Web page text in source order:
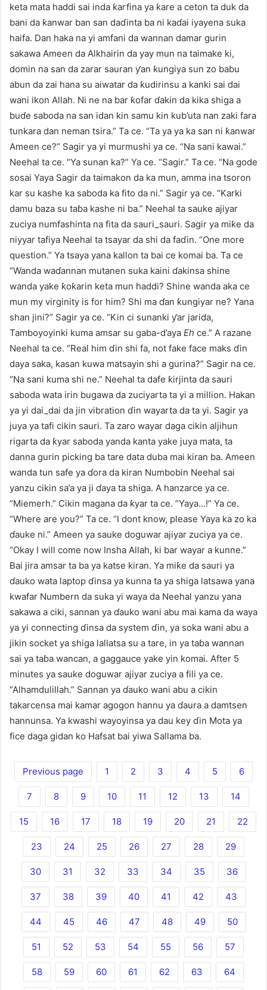
keta mata haddi sai inda ƙarfina ya ƙare a ceton ta duk da
bani da ƙanwar ban san daɗinta ba ni kaɗai iyayena suka
haifa. Dan haka na yi amfani da wannan damar gurin
sakawa Ameen da Alkhairin da yay mun na taimake ki,
domin na san da zarar sauran ƴan ƙungiya sun zo babu
abun da zai hana su aiwatar da ƙudirinsu a kanki sai dai
wani ikon Allah. Ni ne na bar ƙofar ɗakin da kika shiga a
buɗe saboda na san idan kin samu kin kub’uta nan zaki fara
tunkara dan neman tsira.” Ta ce. “Ta ya ya ka san ni ƙanwar
Ameen ce?” Sagir ya yi murmushi ya ce. “Na sani kawai.”
Neehal ta ce. “Ya sunan ka?” Ya ce. “Sagir.” Ta ce. “Na gode
sosai Yaya Sagir da taimakon da ka mun, amma ina tsoron
kar su kashe ka saboda ka fito da ni.” Sagir ya ce. “Karki
damu baza su taɓa kashe ni ba.” Neehal ta sauke ajiyar
zuciya numfashinta na fita da sauri_sauri. Sagir ya miƙe da
niyyar tafiya Neehal ta tsayar da shi da faɗin. “One more
question.” Ya tsaya yana kallon ta bai ce komai ba. Ta ce
“Wanda waɗannan mutanen suka kaini ɗakinsa shine
wanda yake ƙoƙarin keta mun haddi? Shine wanda aka ce
mun my virginity is for him? Shi ma ɗan ƙungiyar ne? Yana
shan jini?” Sagir ya ce. “Kin ci sunanki ƴar jarida,
Tamboyoyinki kuma amsar su gaba-d’aya Eh ce.” A razane
Neehal ta ce. “Real him ɗin shi fa, not fake face maks ɗin
daya saka, kasan kuwa matsayin shi a gurina?” Sagir na ce.
“Na sani kuma shi ne.” Neehal ta dafe ƙirjinta da sauri
saboda wata irin bugawa da zuciyarta ta yi a million. Hakan
ya yi dai_dai da jin vibration ɗin wayarta da ta yi. Sagir ya
juya ya tafi cikin sauri. Ta zaro wayar daga cikin aljihun
rigarta da ƙyar saboda yanda kanta yake juya mata, ta
danna gurin picking ba tare data duba mai kiran ba. Ameen
wanda tun safe ya ɗora da kiran Numbobin Neehal sai
yanzu cikin sa’a ya ji ɗaya ta shiga. A hanzarce ya ce.
“Miemerh.” Cikin magana da ƙyar ta ce. “Yaya…!” Ya ce.
“Where are you?” Ta ce. “I dont know, please Yaya ka zo ka
ɗauke ni.” Ameen ya sauke doguwar ajiyar zuciya ya ce.
“Okay I will come now Insha Allah, ki bar wayar a kunne.”
Bai jira amsar ta ba ya katse kiran. Ya miƙe da sauri ya
ɗauko wata laptop ɗinsa ya kunna ta ya shiga latsawa yana
kwafar Numbern da suka yi waya da Neehal yanzu yana
sakawa a ciki, sannan ya ɗauko wani abu mai kama da waya
ya yi connecting ɗinsa da system ɗin, ya soka wani abu a
jikin socket ya shiga lallatsa su a tare, in ya taɓa wannan
sai ya taɓa wancan, a gaggauce yake yin komai. After 5
minutes ya sauke doguwar ajiyar zuciya a fili ya ce.
“Alhamdulillah.” Sannan ya ɗauko wani abu a cikin
takarcensa mai kamar agogon hannu ya ɗaura a damtsen
hannunsa. Ya kwashi wayoyinsa ya dau key ɗin Mota ya
fice daga gidan ko Hafsat bai yiwa Sallama ba.
Previous page 1 2 3 4 5 6
7 8 9 10 11 12 13 14
15 16 17 18 19 20 21 22
23 24 25 26 27 28 29
30 31 32 33 34 35 36
37 38 39 40 41 42 43
44 45 46 47 48 49 50
51 52 53 54 55 56 57
58 59 60 61 62 63 64